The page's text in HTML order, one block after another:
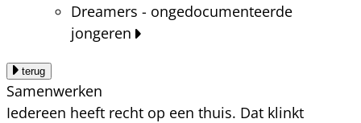
Dreamers - ongedocumenteerde
jongeren
terug
Samenwerken
Iedereen heeft recht op een thuis. Dat klinkt